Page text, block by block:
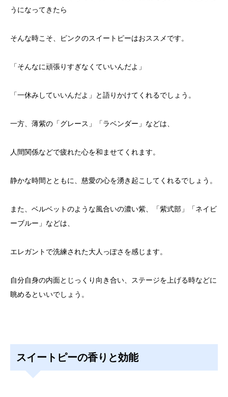
うになってきたら
そんな時こそ、ピンクのスイートピーはおススメです。
「そんなに頑張りすぎなくていいんだよ」
「一休みしていいんだよ」と語りかけてくれるでしょう。
一方、薄紫の「グレース」「ラベンダー」などは、
人間関係などで疲れた心を和ませてくれます。
静かな時間とともに、慈愛の心を湧き起こしてくれるでしょう。
また、ベルベットのような風合いの濃い紫、「紫式部」「ネイビ
ーブルー」などは、
エレガントで洗練された大人っぽさを感じます。
自分自身の内面とじっくり向き合い、ステージを上げる時などに
眺めるといいでしょう。
スイートピーの香りと効能